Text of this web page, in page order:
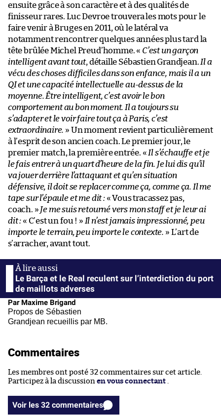
ensuite grâce à son caractère et à des qualités de
finisseur rares. Luc Devroe trouvera les mots pour le
faire venir à Bruges en 2011, où le latéral va
notamment rencontrer quelques années plus tard la
tête brûlée Michel Preud’homme. « C’est un garçon
intelligent avant tout, détaille Sébastien Grandjean. Il a
vécu des choses difficiles dans son enfance, mais il a un
QI et une capacité intellectuelle au-dessus de la
moyenne. Être intelligent, c’est avoir le bon
comportement au bon moment. Il a toujours su
s’adapter et le voir faire tout ça à Paris, c’est
extraordinaire. » Un moment revient particulièrement
à l’esprit de son ancien coach. Le premier jour, le
premier match, la première entrée. « Il s’échauffe et je
le fais entrer à un quart d’heure de la fin. Je lui dis qu’il
va jouer derrière l’attaquant et qu’en situation
défensive, il doit se replacer comme ça, comme ça. Il me
tape sur l’épaule et me dit :« Vous tracassez pas,
coach. » Je me suis retourné vers mon staff et je leur ai
dit : « C’est un fou ! » Il n’est jamais impressionné, peu
importe le terrain, peu importe le contexte. » L’art de
s’arracher, avant tout.
Le Barça et le Real reculent sur l’interdiction du port
de maillots adverses
Par Maxime Brigand
Propos de Sébastien
Grandjean recueillis par MB.
Commentaires
Les membres ont posté 32 commentaires sur cet article.
Participez à la discussion en vous connectant
Voir les 32 commentaires